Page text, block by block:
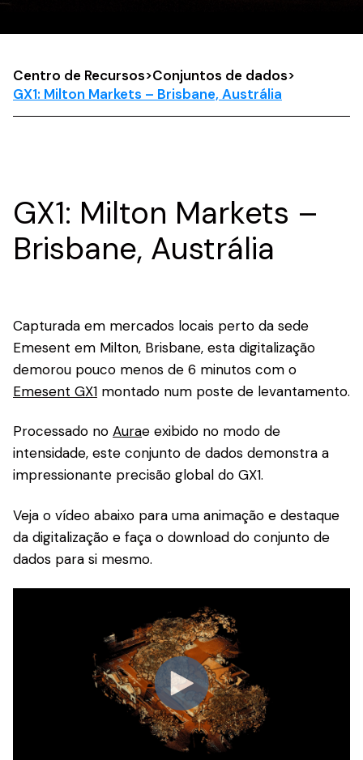
Centro de Recursos>Conjuntos de dados>
GX1: Milton Markets – Brisbane, Austrália
GX1: Milton Markets –
Brisbane, Austrália
Capturada em mercados locais perto da sede
Emesent em Milton, Brisbane, esta digitalização
demorou pouco menos de 6 minutos com o
Emesent GX1 montado num poste de levantamento.
Processado no Aurae exibido no modo de
intensidade, este conjunto de dados demonstra a
impressionante precisão global do GX1.
Veja o vídeo abaixo para uma animação e destaque
da digitalização e faça o download do conjunto de
dados para si mesmo.